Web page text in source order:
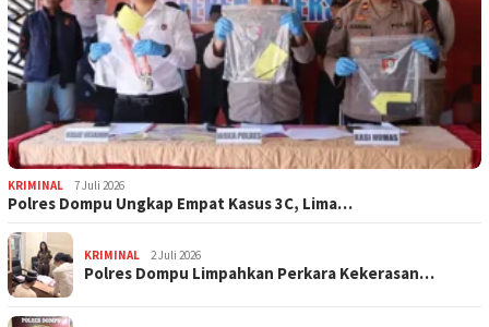
KRIMINAL 7 Juli 2026
Polres Dompu Ungkap Empat Kasus 3C, Lima…
KRIMINAL 2 Juli 2026
Polres Dompu Limpahkan Perkara Kekerasan…